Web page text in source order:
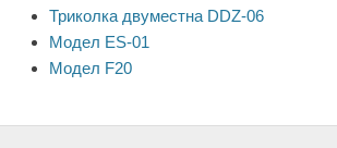
Триколка двуместна DDZ-06
Модел ES-01
Модел F20